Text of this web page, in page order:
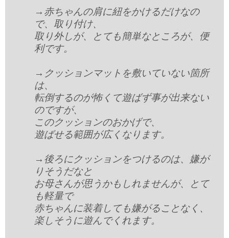
→赤ちゃんの肩に紐をかけるだけなの
で、取り付け、
取り外しが、とても簡単なところが、便
利です。
→クッションマットを敷いていない箇所
は、
転倒するのが怖くて遊ばず事が出来ない
のですが、
このクッションのおかげで、
遊ばせる範囲が広くなります。
→後ろにクッションをつけるのは、嫌が
りそうだなと
お母さんが思うかもしれませんが、とて
も軽量で
赤ちゃんに装着しても嫌がることなく、
楽しそうに遊んでくれます。